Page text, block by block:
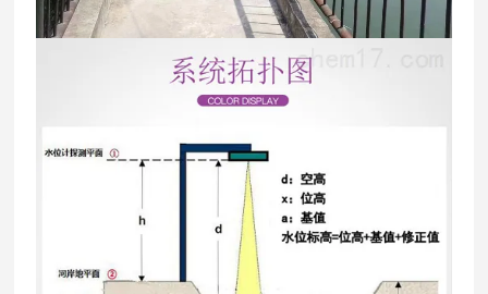
统
通
4g通讯方式(赠送一年流量卡）
架
3.5米镀锌支架、定制长横臂、防护箱、传感
器、供电电源、通讯设备等
配